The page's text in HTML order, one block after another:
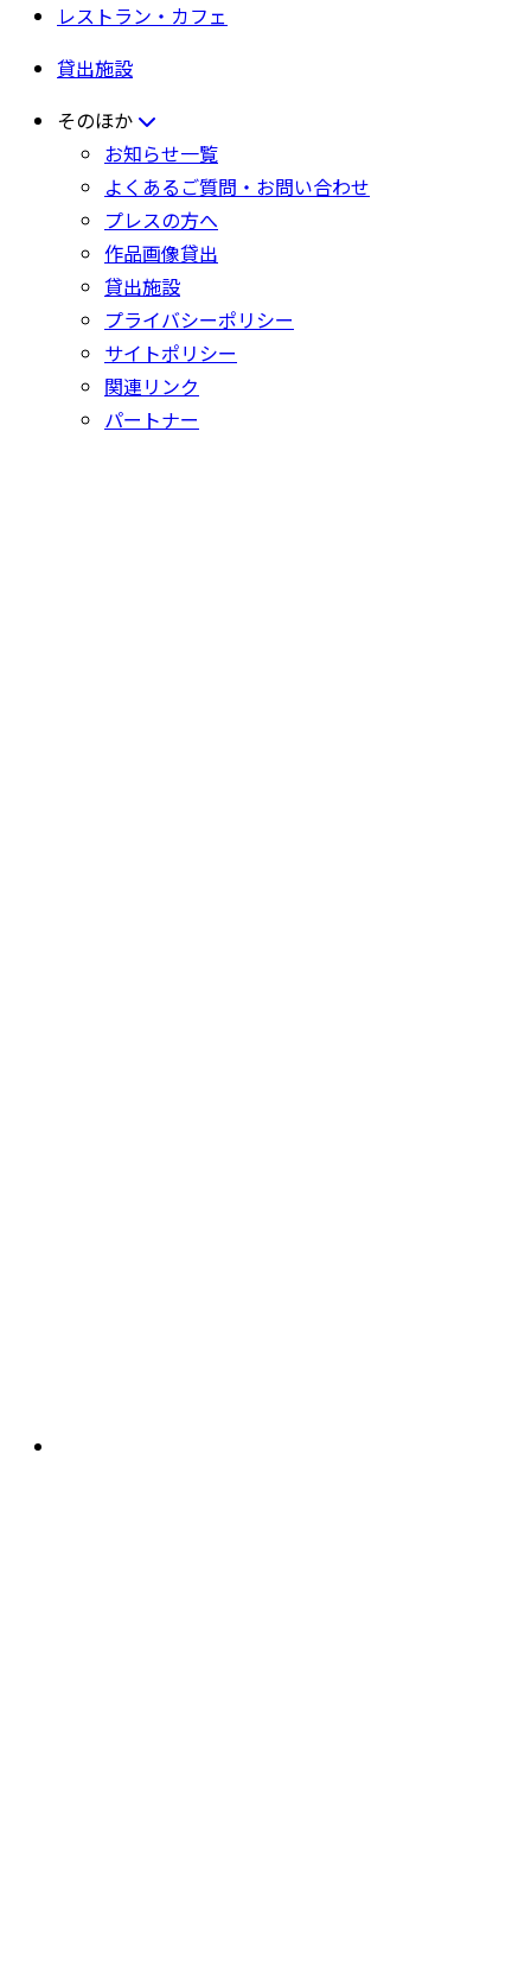
レストラン・カフェ
貸出施設
そのほか
お知らせ一覧
よくあるご質問・お問い合わせ
プレスの方へ
作品画像貸出
貸出施設
プライバシーポリシー
サイトポリシー
関連リンク
パートナー